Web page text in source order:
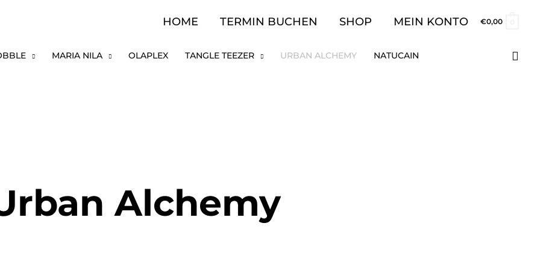
HOME TERMIN BUCHEN SHOP MEIN KONTO €0,00
MARIA NILA OLAPLEX TANGLE TEEZER URBAN ALCHEMY NATUCAIN
Alchemy